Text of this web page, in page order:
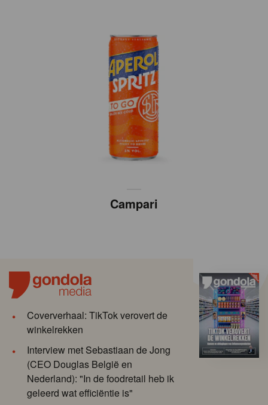
Campari
Coververhaal: TikTok verovert de
winkelrekken
Interview met Sebastiaan de Jong
(CEO Douglas België en
Nederland): "In de foodretail heb ik
geleerd wat efficiëntie is"